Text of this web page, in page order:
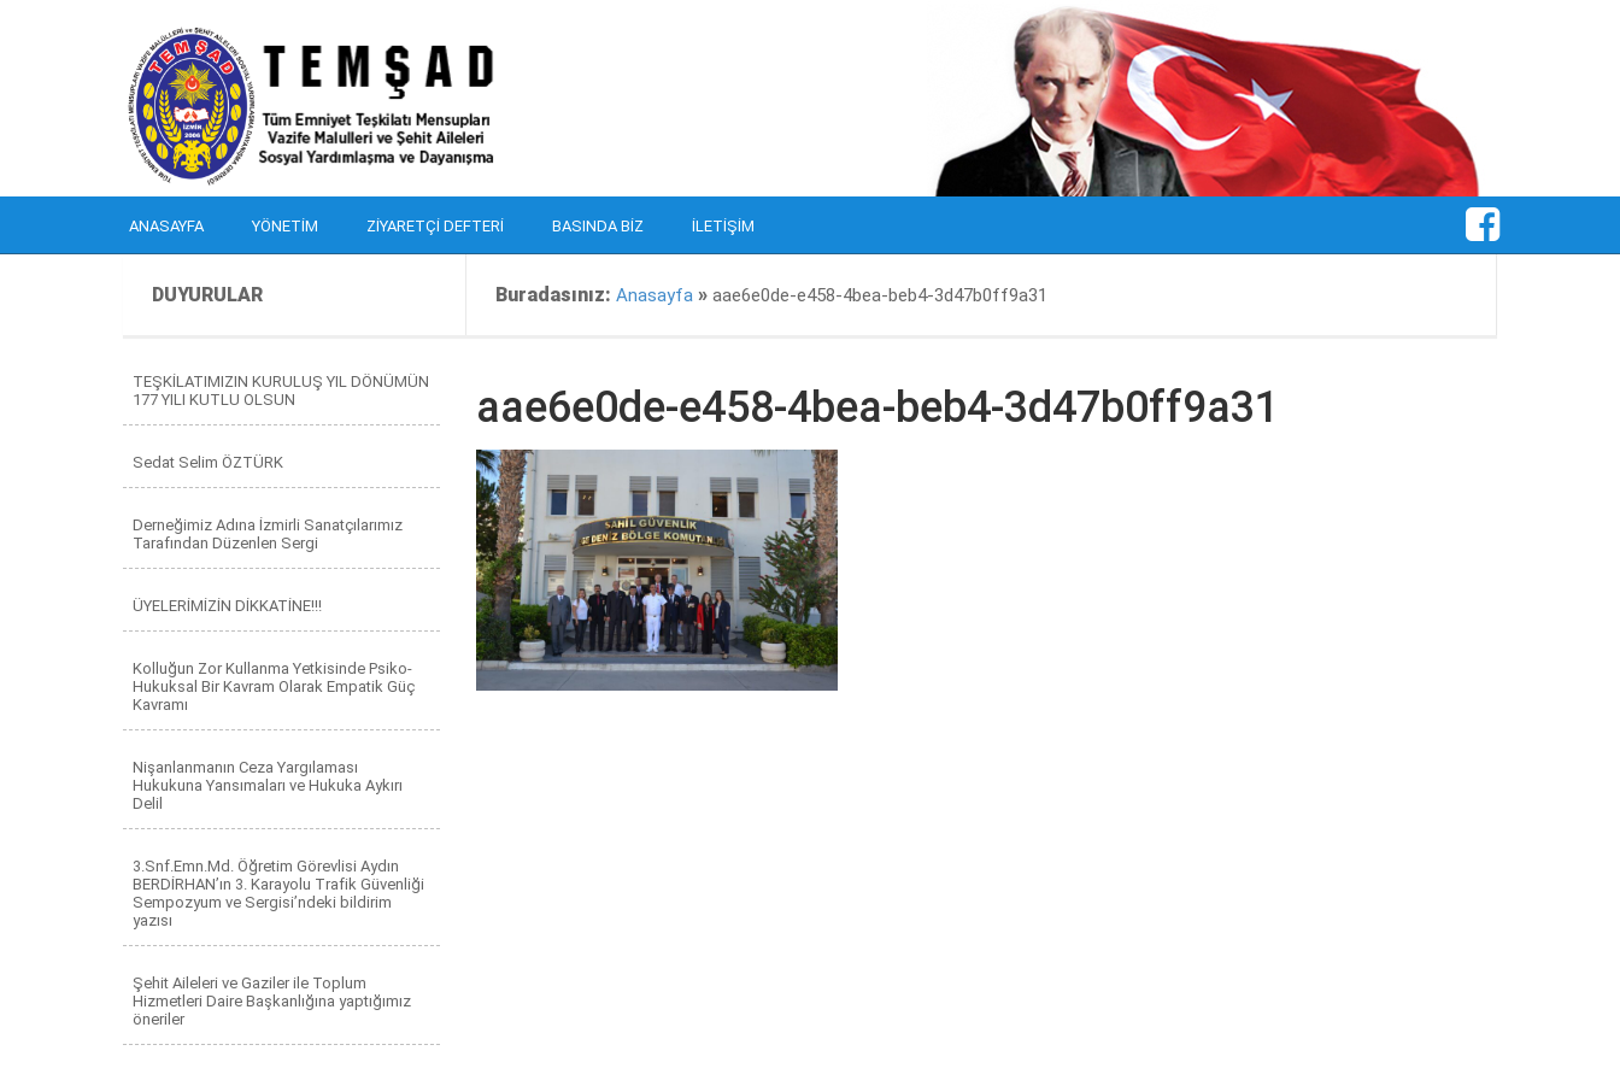
ANASAYFA YÖNETIM ZIYARETÇI DEFTERI BASINDA BIZ İLETIŞIM
DUYURULAR Buradasınız: Anasayfa » aae6e0de-e458-4bea-beb4-3d47b0ff9a31
TEŞKİLATIMIZIN KURULUŞ YIL DÖNÜMÜN
177 YILI KUTLU OLSUN
Sedat Selim ÖZTÜRK
Derneğimiz Adına İzmirli Sanatçılarımız
Tarafından Düzenlen Sergi
ÜYELERİMİZİN DİKKATİNE!!!
Kolluğun Zor Kullanma Yetkisinde Psiko-
Hukuksal Bir Kavram Olarak Empatik Güç
Kavramı
Nişanlanmanın Ceza Yargılaması
Hukukuna Yansımaları ve Hukuka Aykırı
Delil
3.Snf.Emn.Md. Öğretim Görevlisi Aydın
BERDİRHAN’ın 3. Karayolu Trafik Güvenliği
Sempozyum ve Sergisi’ndeki bildirim
yazısı
Şehit Aileleri ve Gaziler ile Toplum
Hizmetleri Daire Başkanlığına yaptığımız
öneriler
aae6e0de-e458-4bea-beb4-3d47b0ff9a31